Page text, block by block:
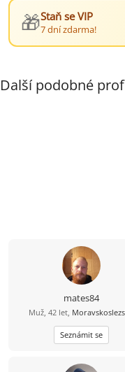
🎁Staň se VIP
7 dní zdarma!
Další podobné
mates84
Muž, 42 let,
Seznámit se